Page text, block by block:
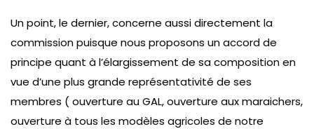
Un point, le dernier, concerne aussi directement la
commission puisque nous proposons un accord de
principe quant à l’élargissement de sa composition en
vue d’une plus grande représentativité de ses
membres ( ouverture au GAL, ouverture aux maraichers,
ouverture à tous les modèles agricoles de notre